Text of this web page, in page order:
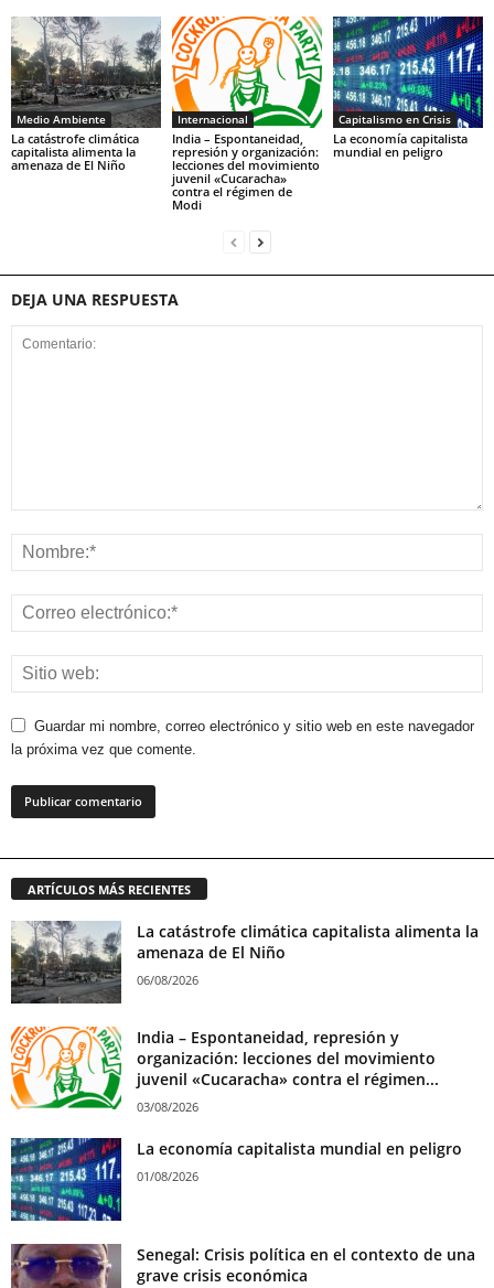
Medio Ambiente
La catástrofe climática
capitalista alimenta la
amenaza de El Niño
Internacional
India – Espontaneidad,
represión y organización:
lecciones del movimiento
juvenil «Cucaracha»
contra el régimen de
Modi
Capitalismo en Crisis
La economía capitalista
mundial en peligro
DEJA UNA RESPUESTA
Guardar mi nombre, correo electrónico y sitio web en este navegador
la próxima vez que comente.
ARTÍCULOS MÁS RECIENTES
La catástrofe climática capitalista alimenta la
amenaza de El Niño
06/08/2026
India – Espontaneidad, represión y
organización: lecciones del movimiento
juvenil «Cucaracha» contra el régimen...
03/08/2026
La economía capitalista mundial en peligro
01/08/2026
Senegal: Crisis política en el contexto de una
grave crisis económica